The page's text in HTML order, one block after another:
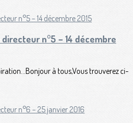
n°5 – 14 décembre
à tous,Vous trouverez ci-